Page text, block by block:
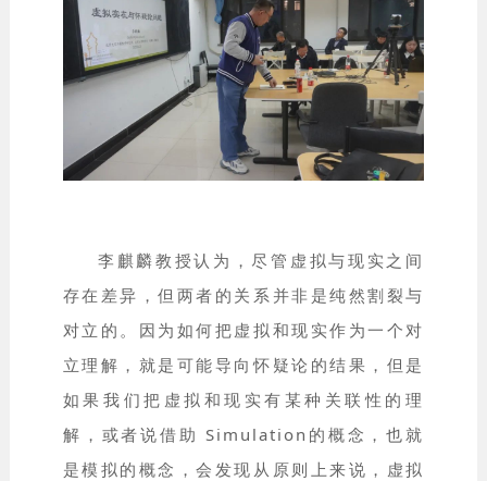
李麒麟教授认为，尽管虚拟与现实之间
存在差异，但两者的关系并非是纯然割裂与
对立的。因为如何把虚拟和现实作为一个对
立理解，就是可能导向怀疑论的结果，但是
如果我们把虚拟和现实有某种关联性的理
解，或者说借助 Simulation的概念，也就
是模拟的概念，会发现从原则上来说，虚拟